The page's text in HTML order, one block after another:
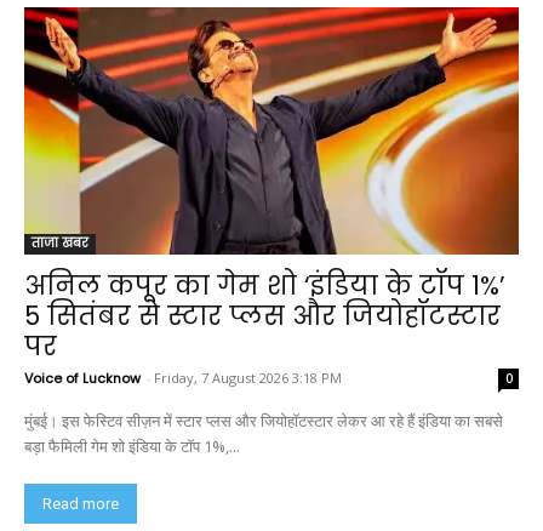
ताजा खबर
अनिल कपूर का गेम शो ‘इंडिया के टॉप 1%’
5 सितंबर से स्टार प्लस और जियोहॉटस्टार
पर
Voice of Lucknow - Friday, 7 August 2026 3:18 PM 0
मुंबई। इस फेस्टिव सीज़न में स्टार प्लस और जियोहॉटस्टार लेकर आ रहे हैं इंडिया का सबसे
बड़ा फैमिली गेम शो इंडिया के टॉप 1%,...
Read more